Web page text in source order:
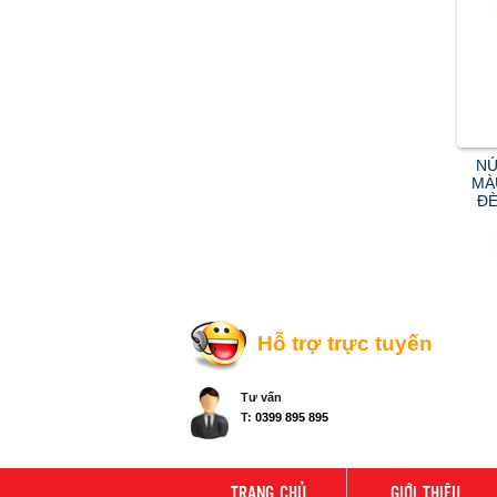
Hỗ trợ trực tuyến
Tư vấn
T: 0399 895 895